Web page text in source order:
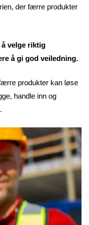
der færre produkter
velge riktig
å gi god veiledning.
produkter kan løse
handle inn og